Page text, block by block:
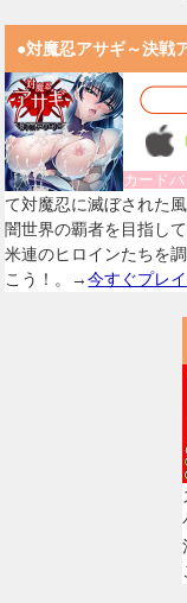
●対魔忍アサギ～決戦
カード
て対魔忍に滅ぼされた
闇世界の覇者を目指し
米連のヒロインたちを
こう！。→今すぐプレイ